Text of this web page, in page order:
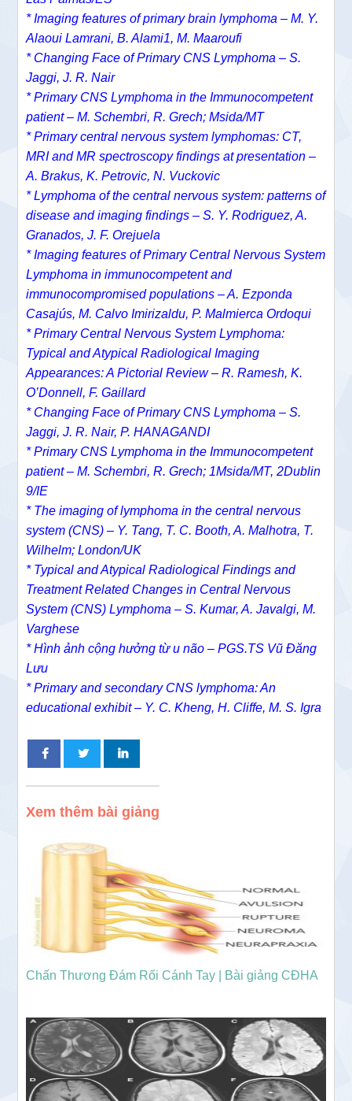
* Imaging features of primary brain lymphoma – M. Y.
Alaoui Lamrani, B. Alami1, M. Maaroufi
* Changing Face of Primary CNS Lymphoma – S.
Jaggi, J. R. Nair
* Primary CNS Lymphoma in the Immunocompetent
patient – M. Schembri, R. Grech; Msida/MT
* Primary central nervous system lymphomas: CT,
MRI and MR spectroscopy findings at presentation –
A. Brakus, K. Petrovic, N. Vuckovic
* Lymphoma of the central nervous system: patterns of
disease and imaging findings – S. Y. Rodriguez, A.
Granados, J. F. Orejuela
* Imaging features of Primary Central Nervous System
Lymphoma in immunocompetent and
immunocompromised populations – A. Ezponda
Casajús, M. Calvo Imirizaldu, P. Malmierca Ordoqui
* Primary Central Nervous System Lymphoma:
Typical and Atypical Radiological Imaging
Appearances: A Pictorial Review – R. Ramesh, K.
O’Donnell, F. Gaillard
* Changing Face of Primary CNS Lymphoma – S.
Jaggi, J. R. Nair, P. HANAGANDI
* Primary CNS Lymphoma in the Immunocompetent
patient – M. Schembri, R. Grech; 1Msida/MT, 2Dublin
9/IE
* The imaging of lymphoma in the central nervous
system (CNS) – Y. Tang, T. C. Booth, A. Malhotra, T.
Wilhelm; London/UK
* Typical and Atypical Radiological Findings and
Treatment Related Changes in Central Nervous
System (CNS) Lymphoma – S. Kumar, A. Javalgi, M.
Varghese
* Hình ảnh cộng hưởng từ u não – PGS.TS Vũ Đăng
Lưu
* Primary and secondary CNS lymphoma: An
educational exhibit – Y. C. Kheng, H. Cliffe, M. S. Igra
Xem thêm bài giảng
Chấn Thương Đám Rối Cánh Tay | Bài giảng CĐHA